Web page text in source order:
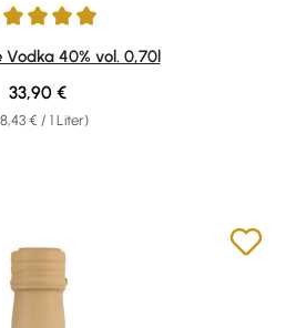
von 4.95 von 5 Sternen
Vodka 40% vol. 0,70l
€ / 1 Liter)
Regulärer Preis:
33,90 €